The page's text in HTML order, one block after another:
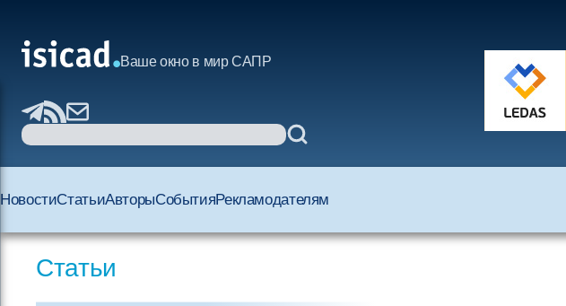
Ваше окно в мир САПР
НовостиСтатьиАвторыСобытияРекламодателям
Статьи